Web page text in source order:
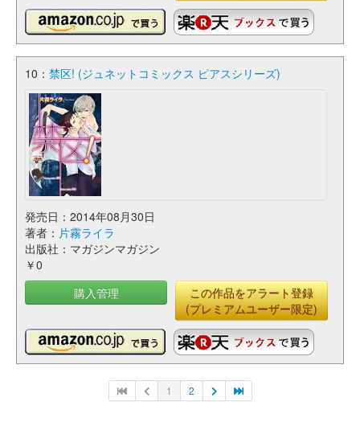
10： 禁区! (ジュネットコミックス ピアスシリーズ)
発売日：2014年08月30日
著者： 片霧ライラ
出版社：マガジンマガジン
￥0
購入管理
この作品をアラート登録
(プレミアムユーザー限定)
1 2